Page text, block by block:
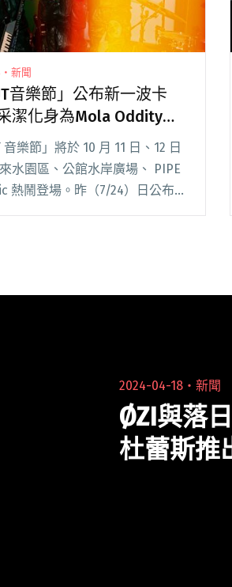
新聞
音樂節」公布新一波卡
潔化身為Mola Oddity主
音樂節」將於 10 月 11 日、12 日
水園區、公館水岸廣場、 PIPE
熱鬧登場。昨（7/24）日公布全
次在台演出的神秘新團 Mola
2024-04-18・新聞
ØZI與落
杜蕾斯推